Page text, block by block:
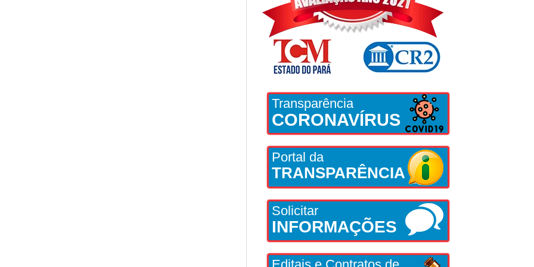
Transparência
CORONAVÍRUS
Portal da
TRANSPARÊNCIA
Solicitar
INFORMAÇÕES